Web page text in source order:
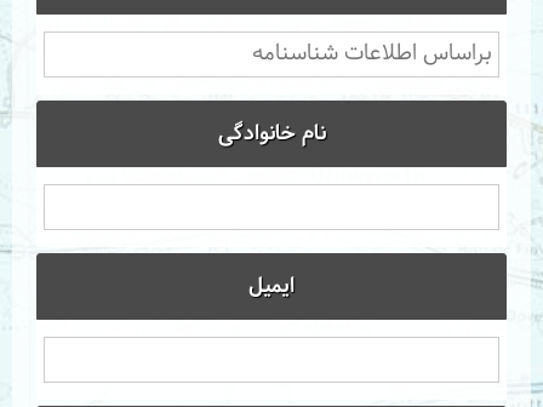
نام خانوادگی
ایمیل